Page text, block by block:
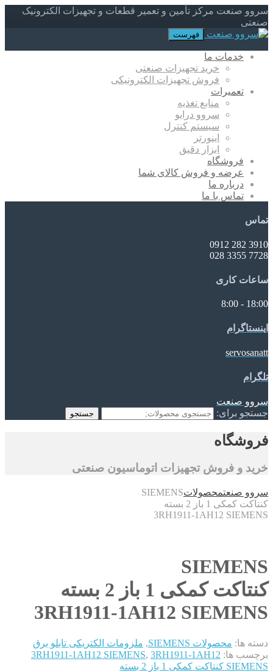
سروو صنعت مرکز تأمین و تعمیر قطعات و تجهیزات الکترونیک
صنعتی
فهرست
خدمات ما
خرید تجهیزات صنعتی
فروش تجهیزات الکترونیکی
تعمیرات
منابع تغذیه
سروو درایو
سیستم کنترل
اینورتر
ابزار دقیق
فروشگاه
عرضه و فروش کالای شما
درباره ما
تماس با ما
تماس
3910 282 0912
7728 3355 028
ساعات کاری
18:00 - 8:00
اینستاگرام
servosanatt
تلگرام
سروو صنعت
جستجو برای:
جستجو
فروشگاه
خرید و فروش تجهیزات اتوماسیون صنعتی
سروو صنعتمحصولاتSIEMENS
کنتاکت کمکی 1 باز 2 بسته
3RH1911-1AH12 SIEMENS
SIEMENS
کنتاکت کمکی 1 باز 2 بسته
3RH1911-1AH12 SIEMENS
دسته ها: محصولات SIEMENS , ملزومات الکتریکی تابلو برق
برچسب ها:
3RH1911-1AH12 SIEMENS, 3RH1911-1AH12
SIEMENS کنتاکت کمکی 1 باز 2 بسته